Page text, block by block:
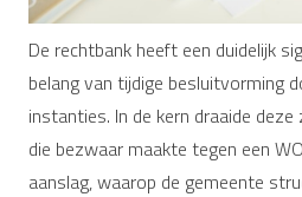
De rechtbank heeft een duidelijk
belang van tijdige besluitvorming
instanties. In de kern draaide
die bezwaar maakte tegen een
aanslag, waarop de gemeente